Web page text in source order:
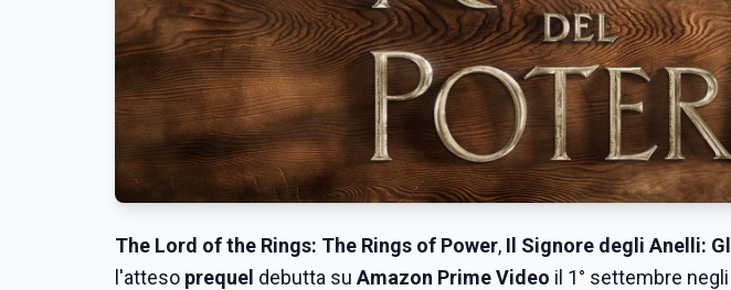
The Lord of the Rings: The Rings of Power, Il Signore degli Anelli:
l'atteso prequel debutta su Amazon Prime Video il 1° settembre negli